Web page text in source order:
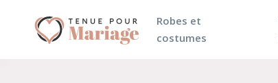
Robes et
costumes